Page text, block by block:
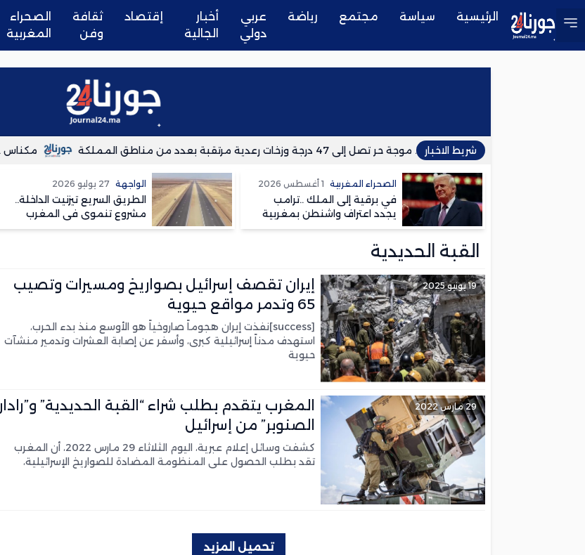
الرئيسية سياسة مجتمع رياضة
عربي
دولي
أخبار
الجالية
إقتصاد
ثقافة
وفن
الصحراء
المغربية
شريط الاخبار مكناس .. نشرة إنذارية.. موجة حر تصل إلى 47 درجة وزخات رعدية مرتقبة بعدد من مناطق المملكة
الصحراء المغربية 1 أغسطس 2026
في برقية إلى الملك ..ترامب
يجدد اعتراف واشنطن بمغربية
الصحراء
الواجهة 27 يوليو 2026
الطريق السريع تيزنيت الداخلة..
مشروع تنموي في المغرب
وسعار في الجزائر
القبة الحديدية
19 يونيو 2025
إيران تقصف إسرائيل بصواريخ ومسيرات وتصيب
65 وتدمر مواقع حيوية
[success]نفذت إيران هجوماً صاروخياً هو الأوسع منذ بدء الحرب،
استهدف مدناً إسرائيلية كبرى، وأسفر عن إصابة العشرات وتدمير منشآت
حيوية
29 مارس 2022
المغرب يتقدم بطلب شراء “القبة الحديدية” و”رادار
الصنوبر” من إسرائيل
كشفت وسائل إعلام عبرية، اليوم الثلاثاء 29 مارس 2022، أن المغرب
تقد بطلب الحصول على المنظومة المضادة للصواريخ الإسرائيلية،
تحميل المزيد